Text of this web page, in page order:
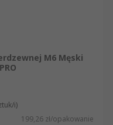
M6 Męski
i)
199,26 zł/opakowanie